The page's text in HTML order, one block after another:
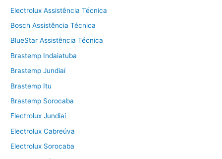
Electrolux Assistência Técnica
Bosch Assistência Técnica
BlueStar Assistência Técnica
Brastemp Indaiatuba
Brastemp Jundiaí
Brastemp Itu
Brastemp Sorocaba
Electrolux Jundiaí
Electrolux Cabreúva
Electrolux Sorocaba